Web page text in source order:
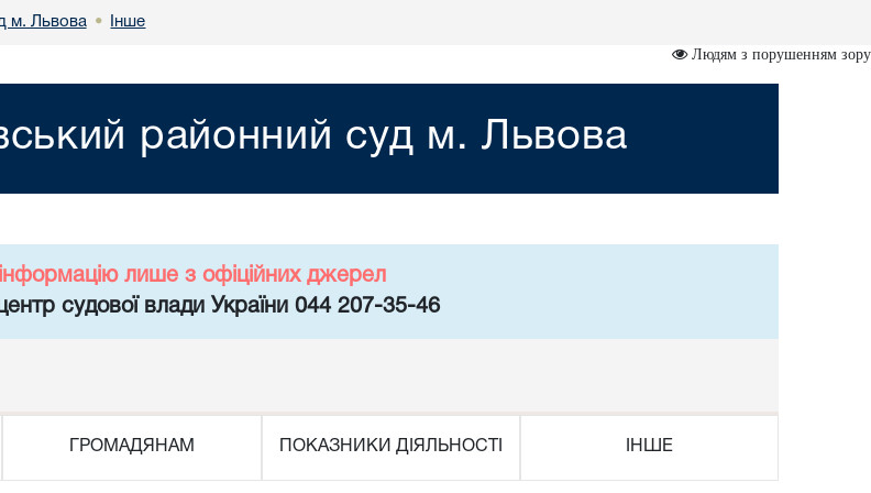
м. Львова • Інше
Людям з порушенням зору
районний суд м. Львова
лише з офіційних джерел
судової влади України 044 207-35-46
ГРОМАДЯНАМ ПОКАЗНИКИ ДІЯЛЬНОСТІ ІНШЕ